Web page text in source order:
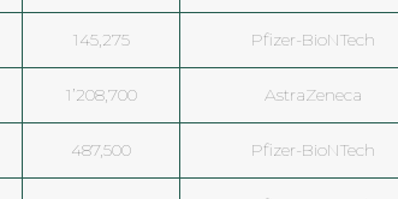
145,275 Pfizer-BioNTech
1’208,700 AstraZeneca
487,500 Pfizer-BioNTech